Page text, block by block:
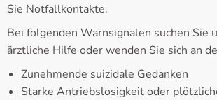
Sie Notfallkontakte.
Bei folgenden Warnsignalen suchen Sie
ärztliche Hilfe oder wenden Sie sich an
Zunehmende suizidale Gedanken
Starke Antriebslosigkeit oder